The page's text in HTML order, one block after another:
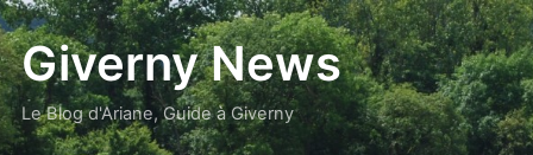
Giverny News
Le Blog d'Ariane, Guide à Giverny